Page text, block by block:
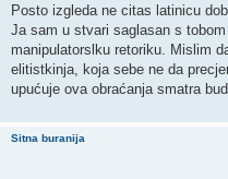
Posto izgleda ne citas latinicu
Ja sam u stvari saglasan s
manipulatorslku retoriku. Mislim
elitistkinja, koja sebe ne da
upućuje ova obraćanja smatra
Sitna buranija